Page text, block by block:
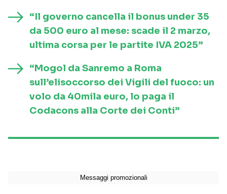
“Il governo cancella il bonus under 35
da 500 euro al mese: scade il 2 marzo,
ultima corsa per le partite IVA 2025”
“Mogol da Sanremo a Roma
sull’elisoccorso dei Vigili del fuoco: un
volo da 40mila euro, lo paga il
Codacons alla Corte dei Conti”